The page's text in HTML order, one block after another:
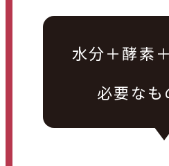
水分＋酵素
必要なも